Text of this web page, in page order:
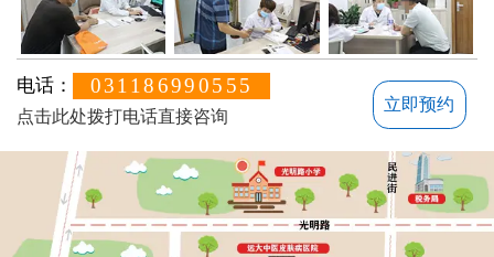
电话： 031186990555
点击此处拨打电话直接咨询
立即预约